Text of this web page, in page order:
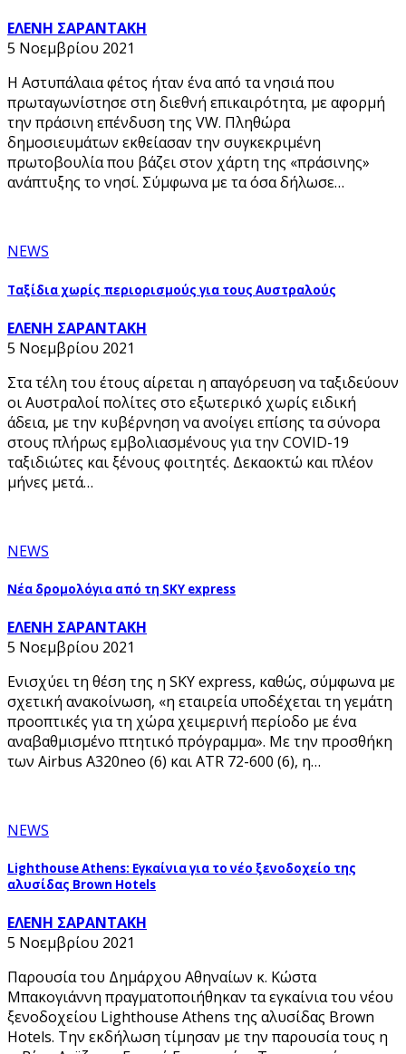
ΕΛΕΝΗ ΣΑΡΑΝΤΑΚΗ
5 Νοεμβρίου 2021
Η Αστυπάλαια φέτος ήταν ένα από τα νησιά που
πρωταγωνίστησε στη διεθνή επικαιρότητα, με αφορμή
την πράσινη επένδυση της VW. Πληθώρα
δημοσιευμάτων εκθείασαν την συγκεκριμένη
πρωτοβουλία που βάζει στον χάρτη της «πράσινης»
ανάπτυξης το νησί. Σύμφωνα με τα όσα δήλωσε…
NEWS
Ταξίδια χωρίς περιορισμούς για τους Αυστραλούς
ΕΛΕΝΗ ΣΑΡΑΝΤΑΚΗ
5 Νοεμβρίου 2021
Στα τέλη του έτους αίρεται η απαγόρευση να ταξιδεύουν
οι Αυστραλοί πολίτες στο εξωτερικό χωρίς ειδική
άδεια, με την κυβέρνηση να ανοίγει επίσης τα σύνορα
στους πλήρως εμβολιασμένους για την COVID-19
ταξιδιώτες και ξένους φοιτητές. Δεκαοκτώ και πλέον
μήνες μετά…
NEWS
Νέα δρομολόγια από τη SKY express
ΕΛΕΝΗ ΣΑΡΑΝΤΑΚΗ
5 Νοεμβρίου 2021
Ενισχύει τη θέση της η SKY express, καθώς, σύμφωνα με
σχετική ανακοίνωση, «η εταιρεία υποδέχεται τη γεμάτη
προοπτικές για τη χώρα χειμερινή περίοδο με ένα
αναβαθμισμένο πτητικό πρόγραμμα». Με την προσθήκη
των Airbus Α320neo (6) και ATR 72-600 (6), η…
NEWS
Lighthouse Athens: Εγκαίνια για το νέο ξενοδοχείο της
αλυσίδας Brown Hotels
ΕΛΕΝΗ ΣΑΡΑΝΤΑΚΗ
5 Νοεμβρίου 2021
Παρουσία του Δημάρχου Αθηναίων κ. Κώστα
Μπακογιάννη πραγματοποιήθηκαν τα εγκαίνια του νέου
ξενοδοχείου Lighthouse Athens της αλυσίδας Brown
Hotels. Την εκδήλωση τίμησαν με την παρουσία τους η